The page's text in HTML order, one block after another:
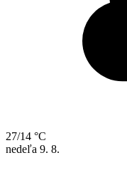
27/14 °C
nedeľa 9. 8.